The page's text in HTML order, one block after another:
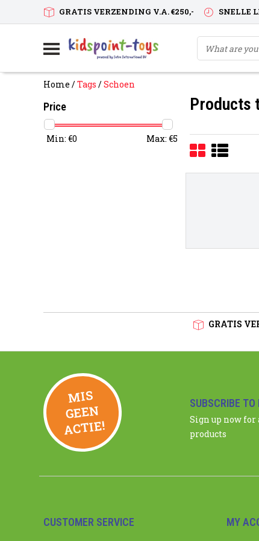
GRATIS VERZENDING V.A. €250,- SNELLE
Home /Tags /Schoen
Price
Min: €0 Max: €5
Products
GRATIS
MIS
GEE
N
ACTIE!
SUBSCRIBE
Sign up now
products
CUSTOMER SERVICE MY